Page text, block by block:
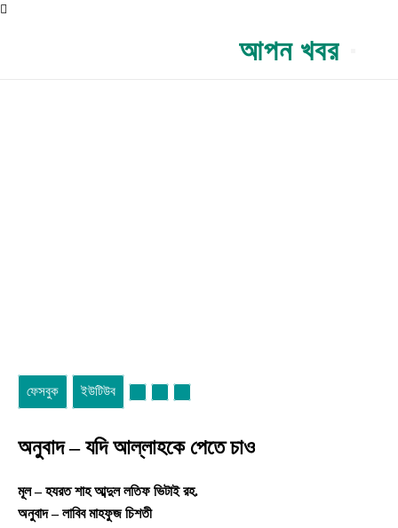
আপন খবর
ফেসবুক ইউটিউব
অনুবাদ – যদি আল্লাহকে পেতে চাও
মূল – হযরত শাহ আব্দুল লতিফ ভিটাই রহ.
অনুবাদ – লাবিব মাহফুজ চিশতী